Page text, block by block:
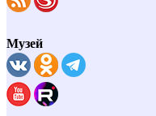
Музей